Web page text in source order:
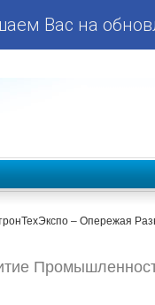
Вас на
– Опережая